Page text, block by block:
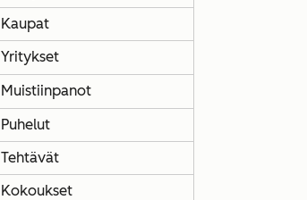
Kaupat
Yritykset
Muistiinpanot
Puhelut
Tehtävät
Kokoukset